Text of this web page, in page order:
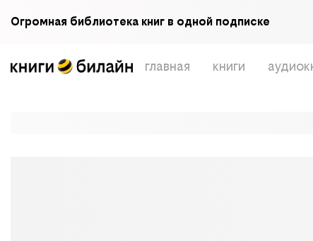
Огромная библиотека книг в одной подписке
главная книги